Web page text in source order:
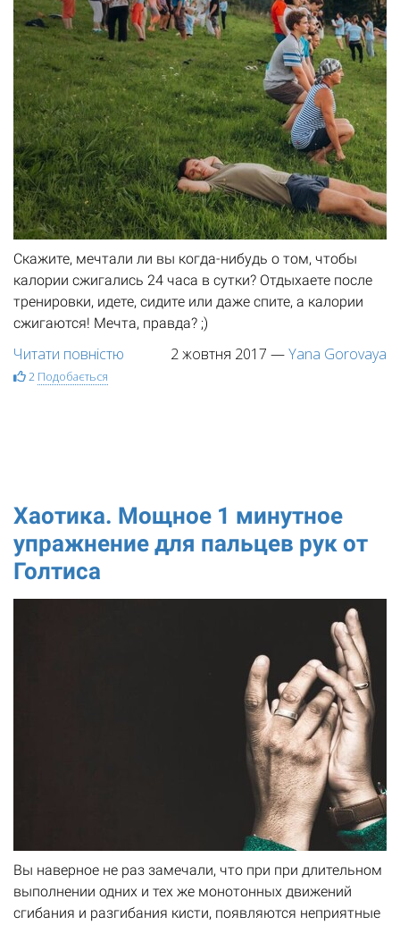
Скажите, мечтали ли вы когда-нибудь о том, чтобы
калории сжигались 24 часа в сутки? Отдыхаете после
тренировки, идете, сидите или даже спите, а калории
сжигаются! Мечта, правда? ;)
Читати повністю 2 жовтня 2017 —Yana Gorovaya
2 Подобається
Хаотика. Мощное 1 минутное
упражнение для пальцев рук от
Голтиса
Вы наверное не раз замечали, что при при длительном
выполнении одних и тех же монотонных движений
сгибания и разгибания кисти, появляются неприятные